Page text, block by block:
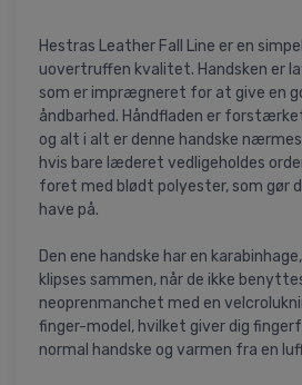
Hestras Leather Fall Line er en
uovertruffen kvalitet. Handsken er
som er imprægneret for at give en
åndbarhed. Håndfladen er
og alt i alt er denne handske
hvis bare læderet vedligeholdes
foret med blødt polyester, som gør
have på.
Den ene handske har en
klipses sammen, når de ikke
neoprenmanchet med en
finger-model, hvilket giver dig
normal handske og varmen fra en